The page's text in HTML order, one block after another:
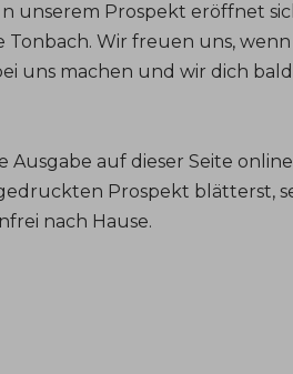
unserem Prospekt eröffnet
Wir freuen uns, wenn
uns machen und wir dich
auf dieser Seite
Prospekt blätterst,
nach Hause.